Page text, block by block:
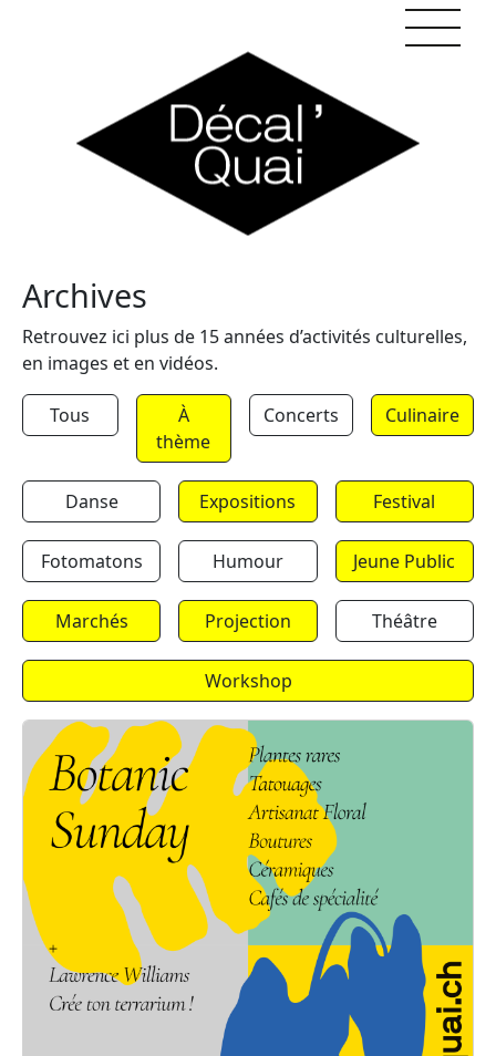
Archives
Retrouvez ici plus de 15 années d’activités culturelles,
en images et en vidéos.
Tous
À
thème
Concerts Culinaire
Danse Expositions Festival
Fotomatons Humour Jeune Public
Marchés Projection Théâtre
Workshop